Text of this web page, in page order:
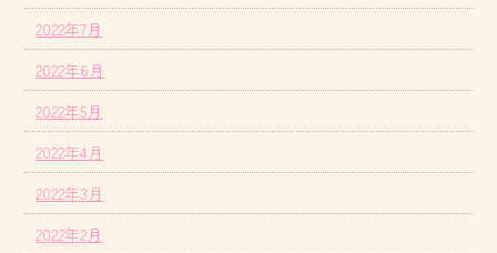
2022年7月
2022年6月
2022年5月
2022年4月
2022年3月
2022年2月